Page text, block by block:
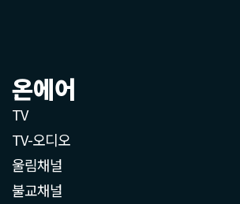
온에어
TV
TV-오디오
울림채널
불교채널